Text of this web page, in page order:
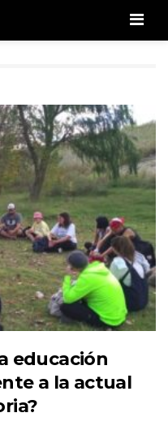
educación
a la actual